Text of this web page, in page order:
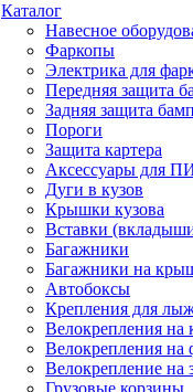
Каталог
Навесное
Фаркопы
Электрика для
Передняя защита
Задняя защита
Пороги
Защита картера
Аксессуары для
Дуги в кузов
Крышки кузова
Вставки
Багажники
Багажники на
Автобоксы
Крепления для
Велокрепления
Велокрепления на
Велокрепление на
Грузовые корзины